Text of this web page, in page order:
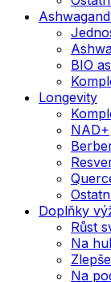
BIO
Longevity
NAD+
Doplňky
Růst
Na
Na